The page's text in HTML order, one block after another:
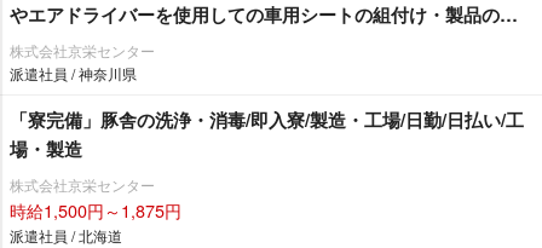
エアドライバーを使用しての車用シートの組付け・製品の検
査作業/即入寮/製造・工場
株式会社京栄センター
派遣社員 / 神奈川県
「寮完備」豚舎の洗浄・消毒/即入寮/製造・工場/日勤/日払い/工
場・製造
株式会社京栄センター
時給1,500円～1,875円
派遣社員 / 北海道